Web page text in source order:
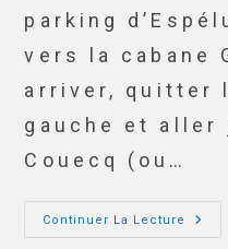
parking
vers la cabane
arriver, quitter
gauche et aller
Couecq (ou…
Continuer La Lecture